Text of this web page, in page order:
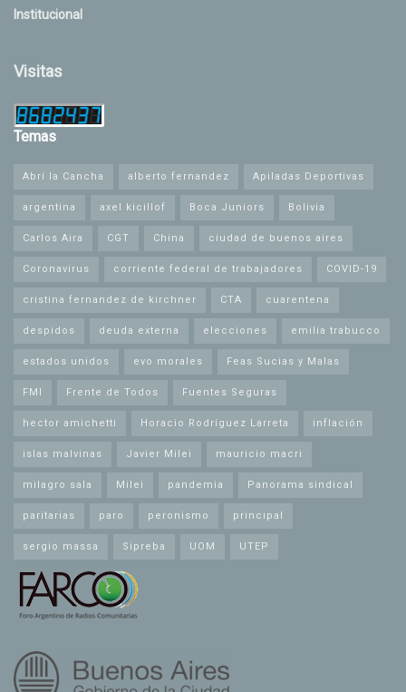
Institucional
Visitas
Temas
Abrí la Cancha alberto fernandez Apiladas Deportivas
argentina axel kicillof Boca Juniors Bolivia
Carlos Aira CGT China ciudad de buenos aires
Coronavirus corriente federal de trabajadores COVID-19
cristina fernandez de kirchner CTA cuarentena
despidos deuda externa elecciones emilia trabucco
estados unidos evo morales Feas Sucias y Malas
FMI Frente de Todos Fuentes Seguras
hector amichetti Horacio Rodríguez Larreta inflación
islas malvinas Javier Milei mauricio macri
milagro sala Milei pandemia Panorama sindical
paritarias paro peronismo principal
sergio massa Sipreba UOM UTEP